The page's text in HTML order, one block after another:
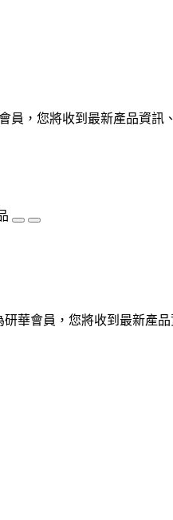
員，您將收到最新產品資訊
華會員，您將收到最新產